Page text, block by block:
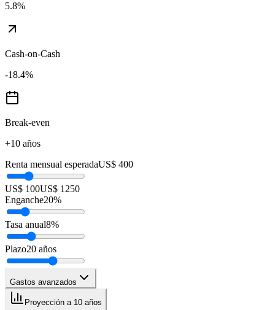
5.8%
Cash-on-Cash
-18.4%
Break-even
+10 años
Renta mensual esperadaUS$ 400
US$ 100US$ 1250
Enganche20%
Tasa anual8%
Plazo20 años
Gastos avanzados
Proyección a 10 años